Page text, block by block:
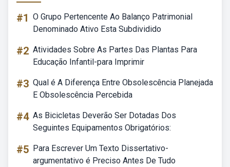
#1 O Grupo Pertencente Ao Balanço Patrimonial
Denominado Ativo Esta Subdividido
#2 Atividades Sobre As Partes Das Plantas Para
Educação Infantil-para Imprimir
#3 Qual é A Diferença Entre Obsolescência Planejada
E Obsolescência Percebida
#4 As Bicicletas Deverão Ser Dotadas Dos
Seguintes Equipamentos Obrigatórios:
#5 Para Escrever Um Texto Dissertativo-
argumentativo é Preciso Antes De Tudo